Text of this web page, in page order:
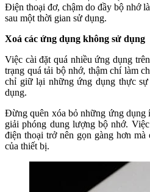
Điện thoại đơ, chậm do đầy bộ nhớ
sau một thời gian sử dụng.
Xoá các ứng dụng không sử dụng
Việc cài đặt quá nhiều ứng dụng
trạng quá tải bộ nhớ, thậm chí làm
chỉ giữ lại những ứng dụng thực
dụng.
Đừng quên xóa bỏ những ứng dụng
giải phóng dung lượng bộ nhớ.
điện thoại trở nên gọn gàng hơn
của thiết bị.